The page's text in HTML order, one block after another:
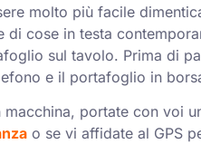
molto più facile
di cose in testa
sul tavolo. Prima di
e il portafoglio in
macchina, portate con voi
o se vi affidate al GPS